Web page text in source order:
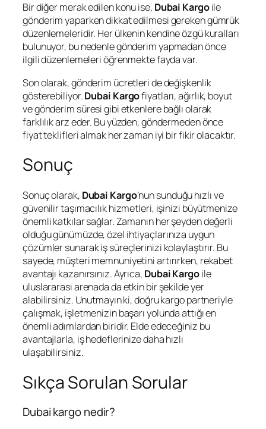
Bir diğer merak edilen konu ise, Dubai Kargoile
gönderim yaparken dikkat edilmesi gereken gümrük
düzenlemeleridir. Her ülkenin kendine özgü kuralları
bulunuyor, bu nedenle gönderim yapmadan önce
ilgili düzenlemeleri öğrenmekte fayda var.
Son olarak, gönderim ücretleri de değişkenlik
gösterebiliyor.Dubai Kargofiyatları, ağırlık, boyut
ve gönderim süresi gibi etkenlere bağlı olarak
farklılık arz eder. Bu yüzden, göndermeden önce
fiyat teklifleri almak her zaman iyi bir fikir olacaktır.
Sonuç
Sonuç olarak, Dubai Kargo‘nun sunduğu hızlı ve
güvenilir taşımacılık hizmetleri, işinizi büyütmenize
önemli katkılar sağlar. Zamanın her şeyden değerli
olduğu günümüzde, özel ihtiyaçlarınıza uygun
çözümler sunarak iş süreçlerinizi kolaylaştırır. Bu
sayede, müşteri memnuniyetini artırırken, rekabet
avantajı kazanırsınız. Ayrıca, Dubai Kargoile
uluslararası arenada da etkin bir şekilde yer
alabilirsiniz. Unutmayın ki, doğru kargo partneriyle
çalışmak, işletmenizin başarı yolunda attığı en
önemli adımlardan biridir. Elde edeceğiniz bu
avantajlarla, iş hedeflerinize daha hızlı
ulaşabilirsiniz.
Sıkça Sorulan Sorular
Dubai kargo nedir?